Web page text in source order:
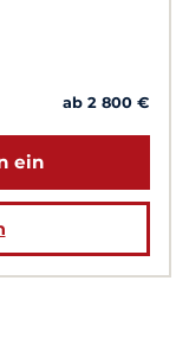
ab 2 800 €
ein